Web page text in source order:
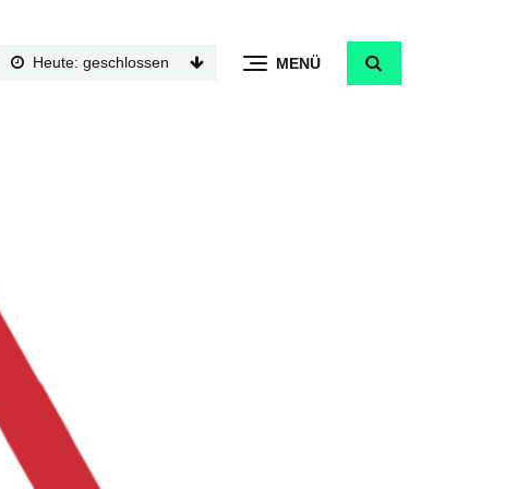
Heute: geschlossen MENÜ